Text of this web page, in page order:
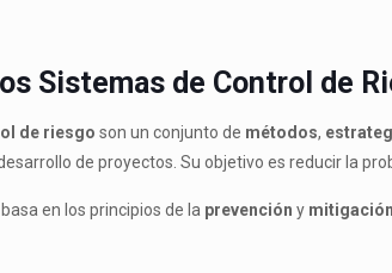
Sistemas de Control de
de riesgo son un conjunto de métodos,
de proyectos. Su objetivo es reducir la
en los principios de la prevención y mitigación